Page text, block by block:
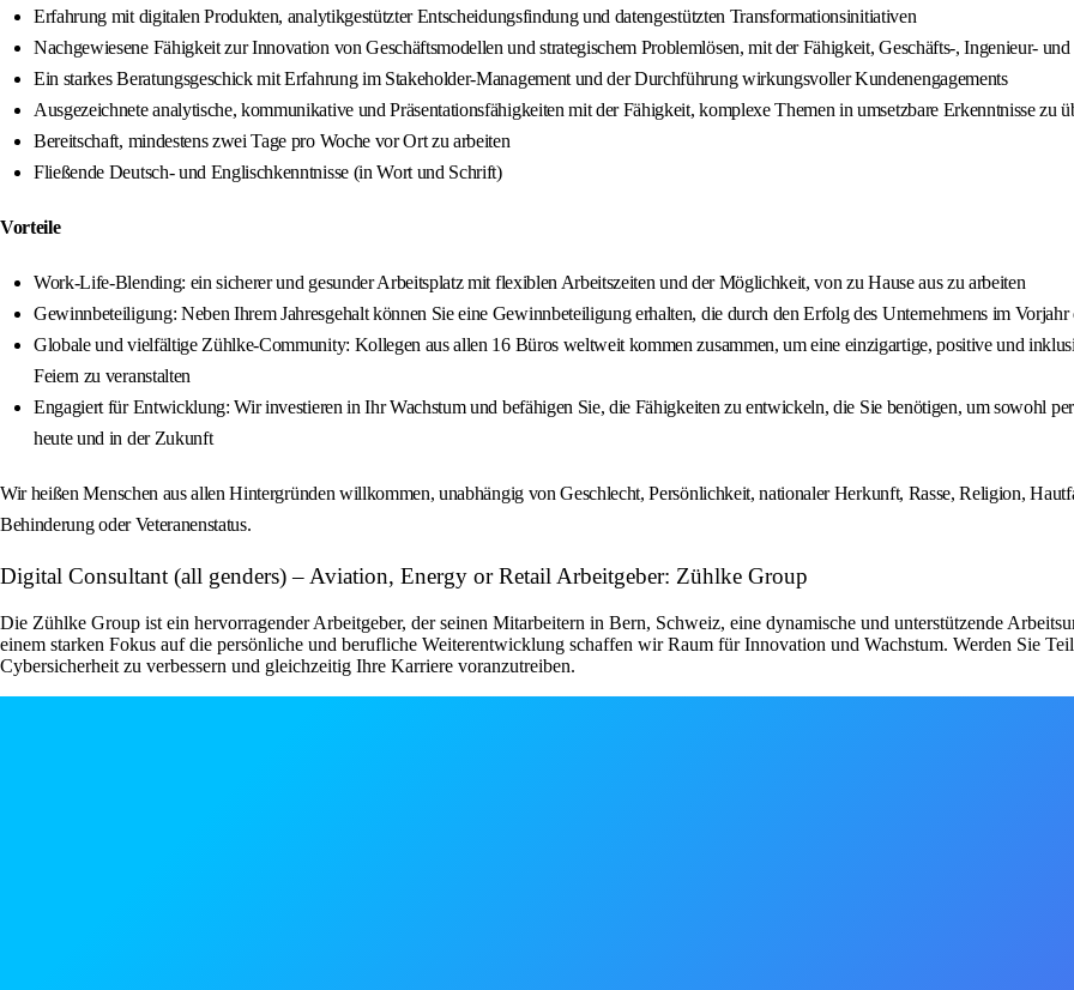
Erfahrung mit digitalen Produkten, analytikgestützter Entscheidungsfindung und datengestützten Transformationsinitiativen
Nachgewiesene Fähigkeit zur Innovation von Geschäftsmodellen und strategischem Problemlösen, mit der Fähigkeit, Geschäfts-, Ingenieur-
Ein starkes Beratungsgeschick mit Erfahrung im Stakeholder-Management und der Durchführung wirkungsvoller Kundenengagements
Ausgezeichnete analytische, kommunikative und Präsentationsfähigkeiten mit der Fähigkeit, komplexe Themen in umsetzbare Erkenntnisse zu
Bereitschaft, mindestens zwei Tage pro Woche vor Ort zu arbeiten
Fließende Deutsch- und Englischkenntnisse (in Wort und Schrift)
Vorteile
Work-Life-Blending: ein sicherer und gesunder Arbeitsplatz mit flexiblen Arbeitszeiten und der Möglichkeit, von zu Hause aus zu arbeiten
Gewinnbeteiligung: Neben Ihrem Jahresgehalt können Sie eine Gewinnbeteiligung erhalten, die durch den Erfolg des Unternehmens im
Globale und vielfältige Zühlke-Community: Kollegen aus allen 16 Büros weltweit kommen zusammen, um eine einzigartige, positive und
Feiern zu veranstalten
Engagiert für Entwicklung: Wir investieren in Ihr Wachstum und befähigen Sie, die Fähigkeiten zu entwickeln, die Sie benötigen, um sowohl
heute und in der Zukunft
Wir heißen Menschen aus allen Hintergründen willkommen, unabhängig von Geschlecht, Persönlichkeit, nationaler Herkunft, Rasse, Religion,
Behinderung oder Veteranenstatus.
Digital Consultant (all genders) – Aviation, Energy or Retail Arbeitgeber: Zühlke Group
Die Zühlke Group ist ein hervorragender Arbeitgeber, der seinen Mitarbeitern in Bern, Schweiz, eine dynamische und unterstützende
einem starken Fokus auf die persönliche und berufliche Weiterentwicklung schaffen wir Raum für Innovation und Wachstum. Werden Sie
Cybersicherheit zu verbessern und gleichzeitig Ihre Karriere voranzutreiben.